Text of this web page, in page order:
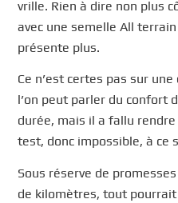
vrille. Rien à dire non plus
avec une semelle All
présente plus.
Ce n’est certes pas sur
l’on peut parler du confort
durée, mais il a fallu
test, donc impossible, à ce
Sous réserve de
de kilomètres, tout